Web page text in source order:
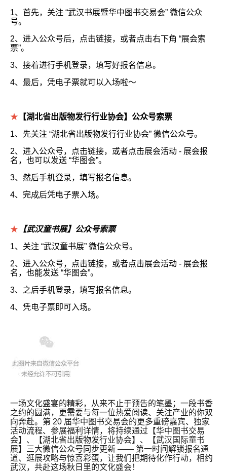
1、首先，关注 “武汉书展暨华中图书交易会” 微信公众
号。
2、进入公众号后，点击链接，或者点击右下角 “展会索
票”。
3、接着进行手机登录，填写好报名信息。
4、最后，凭电子票就可以入场啦～
★ 【湖北省出版物发行行业协会】公众号索票
1、先关注 “湖北省出版物发行行业协会” 微信公众号。
2、进入公众号，点击链接，或者点击展会活动 - 展会报
名，也可以发送 “华图会”。
3、然后手机登录，填写报名信息。
4、完成后凭电子票入场。
★ 【武汉童书展】公众号索票
1、关注 “武汉童书展” 微信公众号。
2、进入公众号，点击链接，或者点击展会活动 - 展会报
名，也能发送 “华图会”。
3、之后手机登录，填写报名信息。
4、凭电子票即可入场。
一场文化盛宴的精彩，从来不止于预告的笔墨；一段书香
之约的圆满，更需要与每一位热爱阅读、关注产业的你双
向奔赴。第 20 届华中图书交易会的更多重磅嘉宾、独家
活动流程、参展福利详情，将持续通过【华中图书交易
会】、【湖北省出版物发行业协会】、【武汉国际童书
展】三大微信公众号同步更新 —— 第一时间解锁报名通
道、逛展攻略与惊喜彩蛋，让我们把期待化作行动，相约
武汉，共赴这场秋日里的文化盛会！